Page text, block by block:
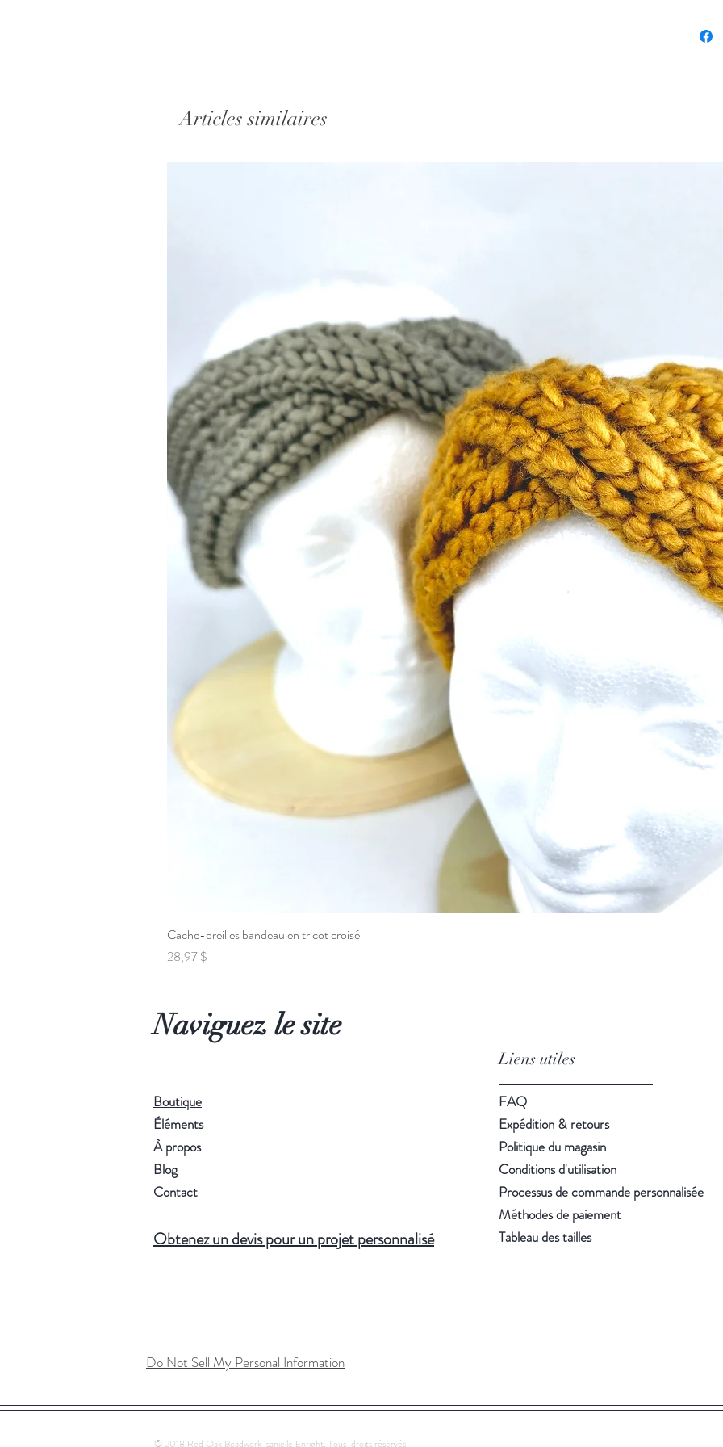
Articles similaires
Cache-oreilles bandeau en tricot croisé
Prix
28,97 $
Naviguez le site
Liens utiles
Boutique
Éléments
À propos
Blog
Contact
Obtenez un devis pour un projet personnalisé
FAQ
Expédition & retours
Politique du magasin
Conditions d'utilisation
Processus de commande personnalisée
Méthodes de paiement
Tableau des tailles
Do Not Sell My Personal Information
© 2018 Red Oak Beadwork Isanielle Enright. Tous droits réservés